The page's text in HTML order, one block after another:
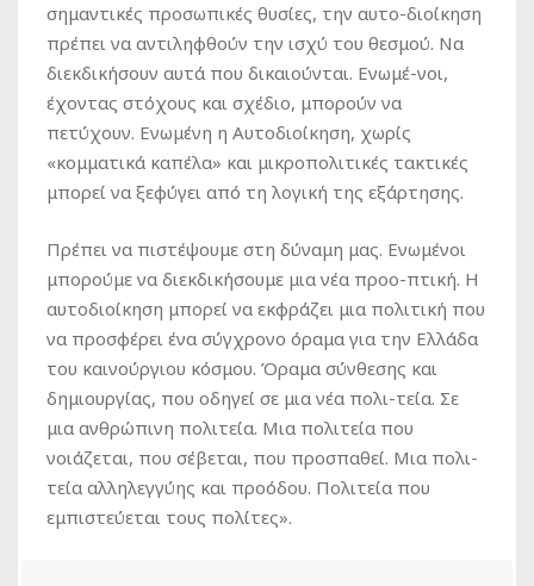
σημαντικές προσωπικές θυσίες, την αυτο-διοίκηση
πρέπει να αντιληφθούν την ισχύ του θεσμού. Να
διεκδικήσουν αυτά που δικαιούνται. Ενωμέ-νοι,
έχοντας στόχους και σχέδιο, μπορούν να
πετύχουν. Ενωμένη η Αυτοδιοίκηση, χωρίς
«κομματικά καπέλα» και μικροπολιτικές τακτικές
μπορεί να ξεφύγει από τη λογική της εξάρτησης.
Πρέπει να πιστέψουμε στη δύναμη μας. Ενωμένοι
μπορούμε να διεκδικήσουμε μια νέα προο-πτική. Η
αυτοδιοίκηση μπορεί να εκφράζει μια πολιτική που
να προσφέρει ένα σύγχρονο όραμα για την Ελλάδα
του καινούργιου κόσμου. Όραμα σύνθεσης και
δημιουργίας, που οδηγεί σε μια νέα πολι-τεία. Σε
μια ανθρώπινη πολιτεία. Μια πολιτεία που
νοιάζεται, που σέβεται, που προσπαθεί. Μια πολι-
τεία αλληλεγγύης και προόδου. Πολιτεία που
εμπιστεύεται τους πολίτες».